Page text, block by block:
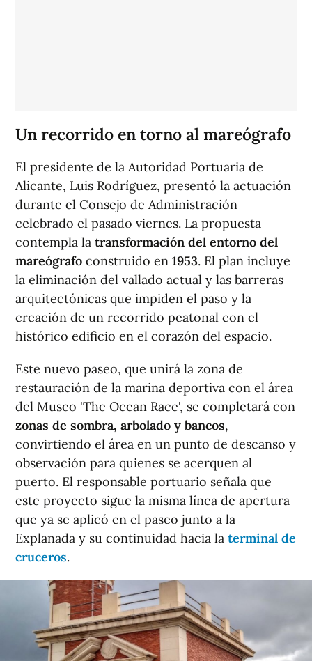
Un recorrido en torno al mareógrafo
El presidente de la Autoridad Portuaria de
Alicante, Luis Rodríguez, presentó la actuación
durante el Consejo de Administración
celebrado el pasado viernes. La propuesta
contempla la transformación del entorno del
mareógrafo construido en 1953. El plan incluye
la eliminación del vallado actual y las barreras
arquitectónicas que impiden el paso y la
creación de un recorrido peatonal con el
histórico edificio en el corazón del espacio.
Este nuevo paseo, que unirá la zona de
restauración de la marina deportiva con el área
del Museo 'The Ocean Race', se completará con
zonas de sombra, arbolado y bancos,
convirtiendo el área en un punto de descanso y
observación para quienes se acerquen al
puerto. El responsable portuario señala que
este proyecto sigue la misma línea de apertura
que ya se aplicó en el paseo junto a la
Explanada y su continuidad hacia la terminal de
cruceros.